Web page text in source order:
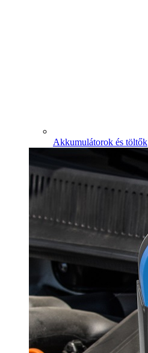
Akkumulátorok és töltők